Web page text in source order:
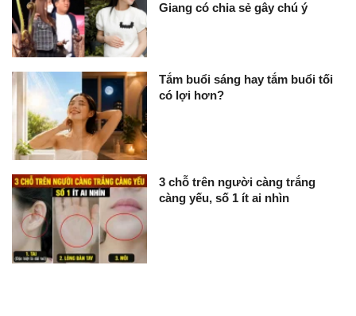
Giang có chia sẻ gây chú ý
Tắm buổi sáng hay tắm buổi tối
có lợi hơn?
3 chỗ trên người càng trắng
càng yếu, số 1 ít ai nhìn